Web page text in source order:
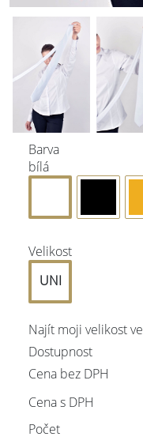
Barva
bílá
Velikost
UNI
Najít moji velikost
Dostupnost
Cena bez DPH
Cena s DPH
Počet